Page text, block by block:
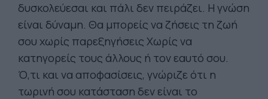
δυσκολεύεσαι και πάλι δεν πειράζει. Η γνώση
είναι δύναμη. Θα μπορείς να ζήσεις τη ζωή
σου χωρίς παρεξηγήσεις Χωρίς να
κατηγορείς τους άλλους ή τον εαυτό σου.
Ό,τι και να αποφασίσεις, γνώριζε ότι η
τωρινή σου κατάσταση δεν είναι το